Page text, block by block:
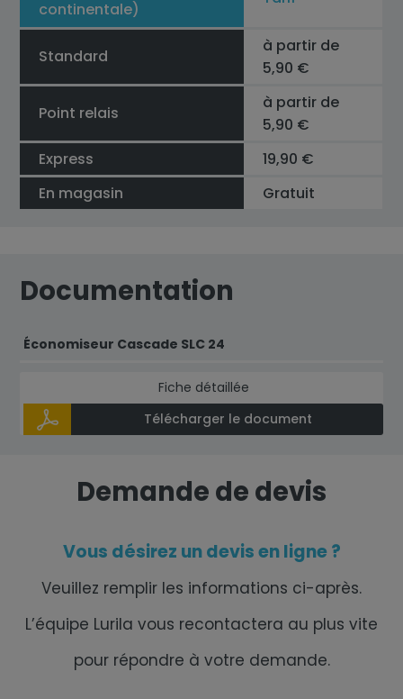
continentale)
Standard
à partir de
5,90 €
Point relais
à partir de
5,90 €
Express
19,90 €
En magasin
Gratuit
Documentation
Économiseur Cascade SLC 24
Fiche détaillée
Télécharger le document
Demande de devis
Vous désirez un devis en ligne ?
Veuillez remplir les informations ci-après.
L’équipe Lurila vous recontactera au plus vite
pour répondre à votre demande.